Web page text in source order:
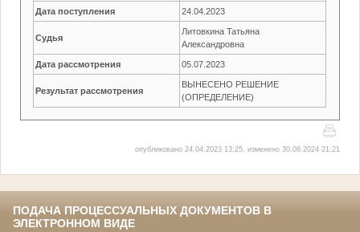
Дата поступления 24.04.2023
Судья
Литовкина Татьяна
Александровна
Дата рассмотрения 05.07.2023
Результат рассмотрения
ВЫНЕСЕНО РЕШЕНИЕ
(ОПРЕДЕЛЕНИЕ)
опубликовано 24.04.2023 13:25, изменено 30.08.2024 21:21
ПОДАЧА ПРОЦЕССУАЛЬНЫХ ДОКУМЕНТОВ В
ЭЛЕКТРОННОМ ВИДЕ